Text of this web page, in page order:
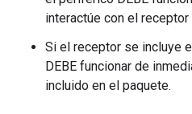
interactúe con el receptor
Si el receptor se incluye
DEBE funcionar de
incluido en el paquete.